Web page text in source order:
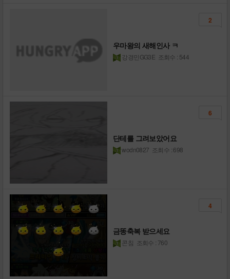
우마왕의 새해인사 ㅋ
강경민GG3E 조회수 : 544
2
단테를 그려보았어요
wodn0827 조회수 : 698
6
금똥축복 받으세요
콘침 조회수 : 760
4